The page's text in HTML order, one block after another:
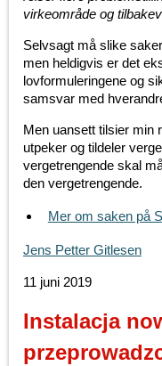
virkeområde og
Selvsagt må slike
men heldigvis er det
lovformuleringene og
samsvar med
Men uansett tilsier min
utpeker og tildeler
vergetrengende skal
den vergetrengende.
Mer om saken på
Jens Petter Gitlesen
11 juni 2019
Instalacja